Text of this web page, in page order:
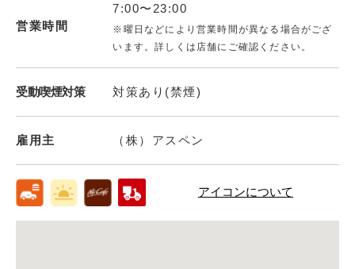
営業時間
7:00〜23:00
※曜日などにより営業時間が異なる場合がござ
います。詳しくは店舗にご確認ください。
受動喫煙対策 対策あり(禁煙)
雇用主 （株）アスペン
アイコンについて